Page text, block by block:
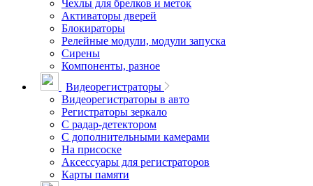
Чехлы для брелков и меток
Активаторы дверей
Блокираторы
Релейные модули, модули запуска
Сирены
Компоненты, разное
Видеорегистраторы
Видеорегистраторы в авто
Регистраторы зеркало
С радар-детектором
С дополнительными камерами
На присоске
Аксессуары для регистраторов
Карты памяти